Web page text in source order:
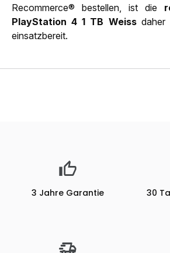
Recommerce® bestellen, ist die
PlayStation 4 1 TB Weissdaher
einsatzbereit.
3 Jahre Garantie
30